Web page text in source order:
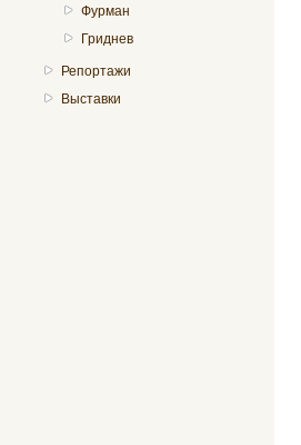
Фурман
Гриднев
Репортажи
Выставки